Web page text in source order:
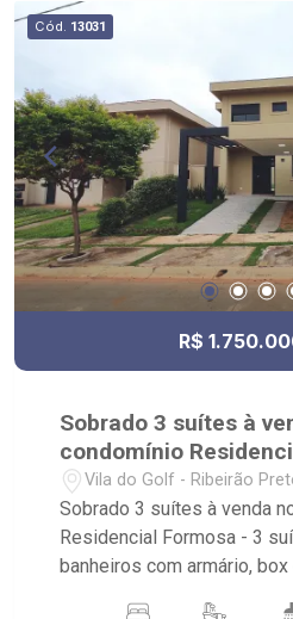
cinco minutos do Ribeirão
Iguatemi. Perto da Escola
Cód. 13031
R$
Sobrado 3 suítes à
condomínio
Vila do Golf - Ribeirão
Sobrado 3 suítes à venda
Residencial Formosa - 3
banheiros com armário,